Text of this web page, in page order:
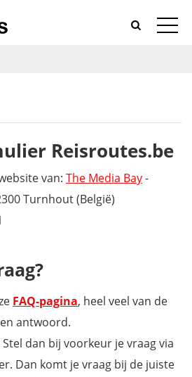
Reisroutes.be
van: The Media Bay-
Turnhout (België)
FAQ-pagina, heel veel van de
antwoord.
dan bij voorkeur je vraag via
Dan komt je vraag bij de juiste